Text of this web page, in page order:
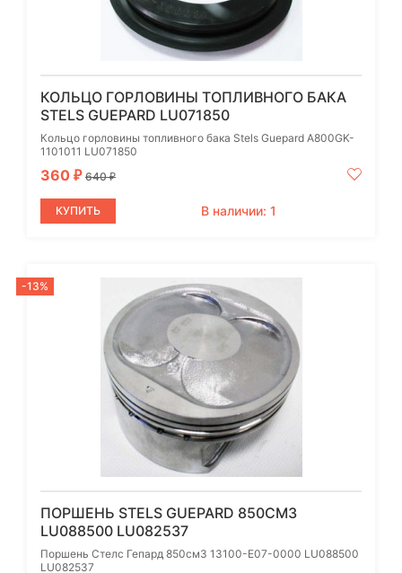
КОЛЬЦО ГОРЛОВИНЫ ТОПЛИВНОГО БАКА
STELS GUEPARD LU071850
Кольцо горловины топливного бака Stels Guepard A800GK-
1101011 LU071850
360 ₽ 640₽
КУПИТЬ В наличии: 1
-13%
ПОРШЕНЬ STELS GUEPARD 850СМ3
LU088500 LU082537
Поршень Стелс Гепард 850см3 13100-E07-0000 LU088500
LU082537